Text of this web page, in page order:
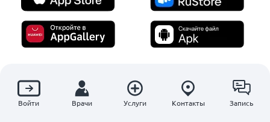
Материалы, размещенные на данной странице, носят информационный
характер и предназначены для ознакомительных целей. Посетители
сайта не должны использовать их в качестве медицинских рекомендаций.
Войти Врачи Услуги Контакты Запись